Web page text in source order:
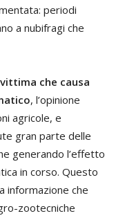
periodi
a nubifragi che
che causa
, l’opinione
agricole, e
gran parte delle
generando l’effetto
in corso. Questo
informazione che
zootecniche